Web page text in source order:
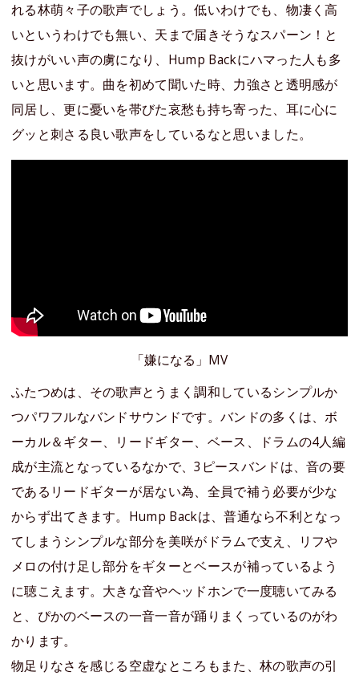
れる林萌々子の歌声でしょう。低いわけでも、物凄く高
いというわけでも無い、天まで届きそうなスパーン！と
抜けがいい声の虜になり、Hump Backにハマった人も多
いと思います。曲を初めて聞いた時、力強さと透明感が
同居し、更に憂いを帯びた哀愁も持ち寄った、耳に心に
グッと刺さる良い歌声をしているなと思いました。
「嫌になる」MV
ふたつめは、その歌声とうまく調和しているシンプルか
つパワフルなバンドサウンドです。バンドの多くは、ボ
ーカル＆ギター、リードギター、ベース、ドラムの4人編
成が主流となっているなかで、3ピースバンドは、音の要
であるリードギターが居ない為、全員で補う必要が少な
からず出てきます。Hump Backは、普通なら不利となっ
てしまうシンプルな部分を美咲がドラムで支え、リフや
メロの付け足し部分をギターとベースが補っているよう
に聴こえます。大きな音やヘッドホンで一度聴いてみる
と、ぴかのベースの一音一音が踊りまくっているのがわ
かります。
物足りなさを感じる空虚なところもまた、林の歌声の引